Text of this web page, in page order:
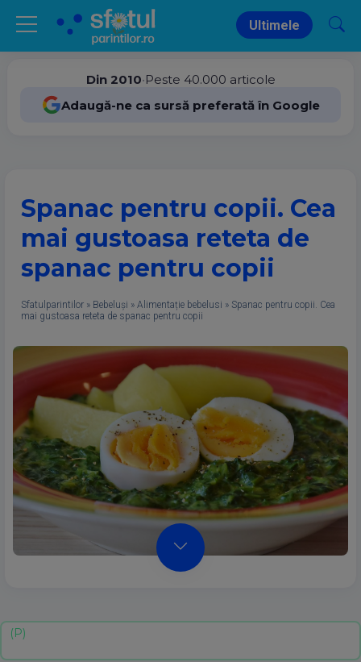
Ultimele
Din 2010•Peste 40.000 articole
Adaugă-ne ca sursă preferată în Google
Spanac pentru copii. Cea
mai gustoasa reteta de
spanac pentru copii
Sfatulparintilor » Bebeluși » Alimentație bebelusi » Spanac pentru copii. Cea
mai gustoasa reteta de spanac pentru copii